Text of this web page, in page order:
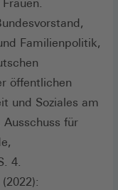
Familienpolitik,
öffentlichen
und Soziales am
für
4.